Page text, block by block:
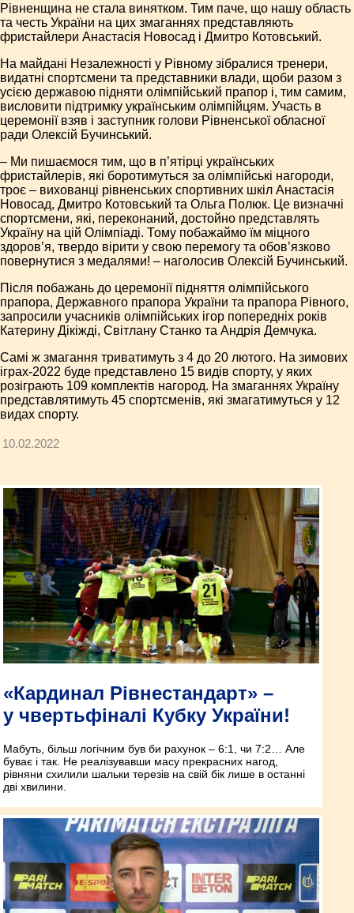
Рівненщина не стала винятком. Тим паче, що нашу область
та честь України на цих змаганнях представляють
фристайлери Анастасія Новосад і Дмитро Котовський.
На майдані Незалежності у Рівному зібралися тренери,
видатні спортсмени та представники влади, щоби разом з
усією державою підняти олімпійський прапор і, тим самим,
висловити підтримку українським олімпійцям. Участь в
церемонії взяв і заступник голови Рівненської обласної
ради Олексій Бучинський.
– Ми пишаємося тим, що в п’ятірці українських
фристайлерів, які боротимуться за олімпійські нагороди,
троє – вихованці рівненських спортивних шкіл Анастасія
Новосад, Дмитро Котовський та Ольга Полюк. Це визначні
спортсмени, які, переконаний, достойно представлять
Україну на цій Олімпіаді. Тому побажаймо їм міцного
здоров’я, твердо вірити у свою перемогу та обов’язково
повернутися з медалями! – наголосив Олексій Бучинський.
Після побажань до церемонії підняття олімпійського
прапора, Державного прапора України та прапора Рівного,
запросили учасників олімпійських ігор попередніх років
Катерину Дікіжді, Світлану Станко та Андрія Демчука.
Самі ж змагання триватимуть з 4 до 20 лютого. На зимових
іграх-2022 буде представлено 15 видів спорту, у яких
розіграють 109 комплектів нагород. На змаганнях Україну
представлятимуть 45 спортсменів, які змагатимуться у 12
видах спорту.
10.02.2022
«Кардинал Рівнестандарт» –
у чвертьфіналі Кубку України!
Мабуть, більш логічним був би рахунок – 6:1, чи 7:2… Але
буває і так. Не реалізувавши масу прекрасних нагод,
рівняни схилили шальки терезів на свій бік лише в останні
дві хвилини.